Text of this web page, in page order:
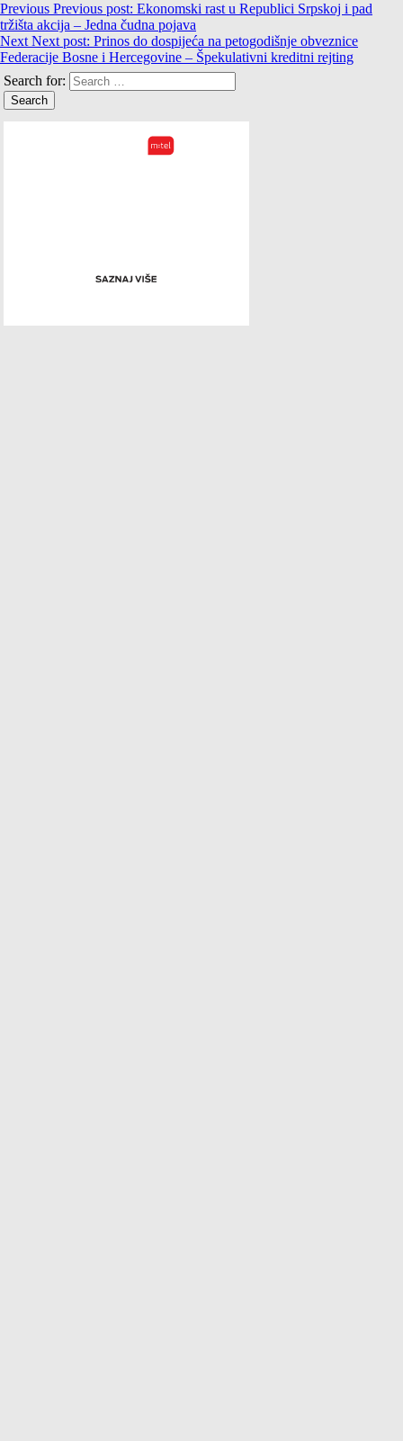
Previous Previous post: Ekonomski rast u Republici Srpskoj i pad
tržišta akcija – Jedna čudna pojava
Next Next post: Prinos do dospijeća na petogodišnje obveznice
Federacije Bosne i Hercegovine – Špekulativni kreditni rejting
Search for: